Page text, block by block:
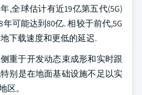
,全球估计有近19亿第五代(5G)
可能达到80亿. 相较于前代,5G
下载速度和更低的延迟.
重于开发动态束成形和实时跟
别是在地面基础设施不足以实
区。